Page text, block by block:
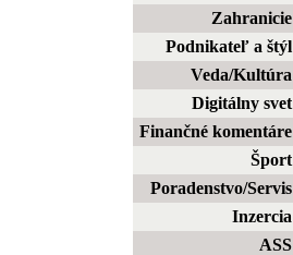
Zahranicie
Podnikateľ a štýl
Veda/Kultúra
Digitálny svet
Finančné komentáre
Šport
Poradenstvo/Servis
Inzercia
ASS